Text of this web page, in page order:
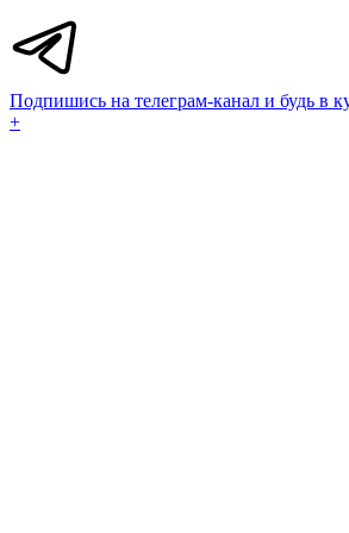
Подпишись на телеграм-канал и будь в
+